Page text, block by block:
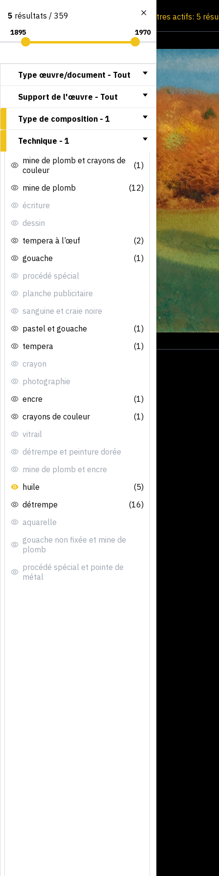
Consultation par image Filtres actifs: 5
5 résultats / 359
Type œuvre/document - Tout
Support de l'œuvre - Tout
Type de composition - 1
Technique - 1
mine de plomb et crayons de
couleur
(1)
mine de plomb
(12)
écriture
dessin
tempera à l’œuf
(2)
gouache
(1)
procédé spécial
planche publicitaire
sanguine et craie noire
pastel et gouache
(1)
tempera
(1)
crayon
photographie
encre
(1)
crayons de couleur
(1)
vitrail
détrempe et peinture dorée
mine de plomb et encre
huile
(5)
détrempe
(16)
aquarelle
gouache non fixée et mine de
plomb
procédé spécial et pointe de
métal